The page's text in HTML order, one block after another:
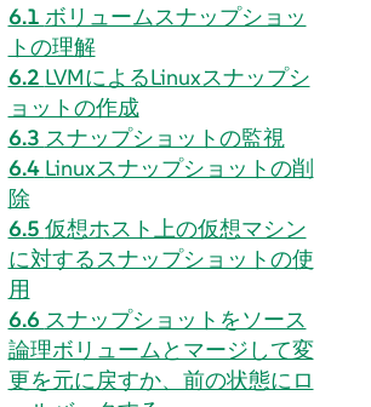
6.1 ボリュームスナップショッ
トの理解
6.2 LVMによるLinuxスナップシ
ョットの作成
6.3 スナップショットの監視
6.4 Linuxスナップショットの削
除
6.5 仮想ホスト上の仮想マシン
に対するスナップショットの使
用
6.6 スナップショットをソース
論理ボリュームとマージして変
更を元に戻すか、前の状態にロ